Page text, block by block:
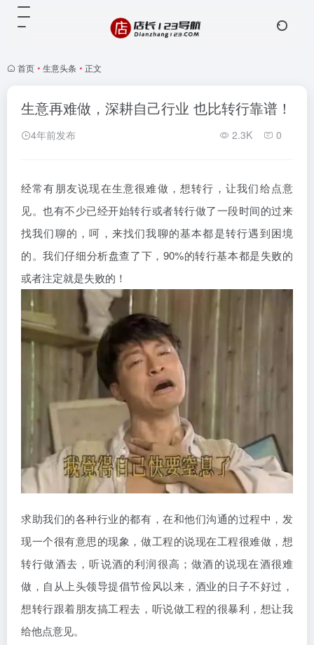
首页 • 生意头条 • 正文
生意再难做，深耕自己行业 也比转行靠谱！
4年前发布 2.3K 0
经常有朋友说现在生意很难做，想转行，让我们给点意
见。也有不少已经开始转行或者转行做了一段时间的过来
找我们聊的，呵，来找们我聊的基本都是转行遇到困境
的。我们仔细分析盘查了下，90%的转行基本都是失败的
或者注定就是失败的！
求助我们的各种行业的都有，在和他们沟通的过程中，发
现一个很有意思的现象，做工程的说现在工程很难做，想
转行做酒去，听说酒的利润很高；做酒的说现在酒很难
做，自从上头领导提倡节俭风以来，酒业的日子不好过，
想转行跟着朋友搞工程去，听说做工程的很暴利，想让我
给他点意见。